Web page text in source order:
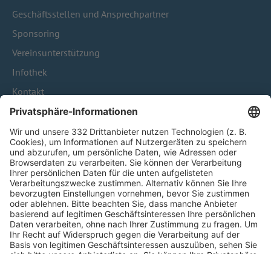
Geschäftsstellen und Ansprechpartner
Sponsoring
Vereinsunterstützung
Infothek
Kontakt
HÄUFIG BESUCHTE SEITEN
Pässe und Vereinswechsel
Trainerausbildung
Schulungsangebot Vereinsmitarbeiter
BFV-Geschäftsstellen
Trainerbörse
Login SpielPlus